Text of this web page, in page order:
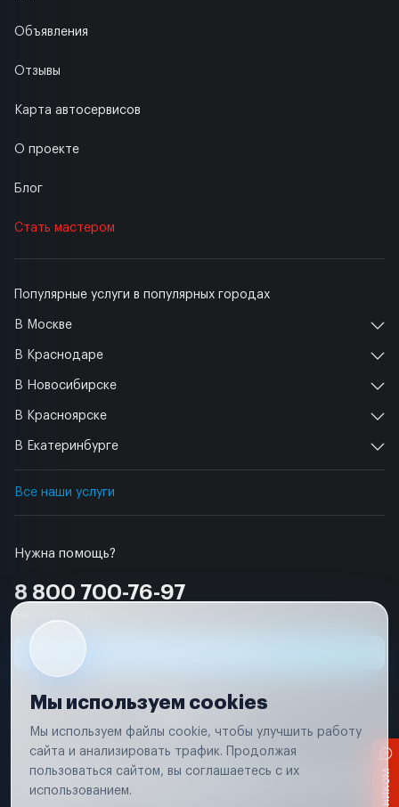
Нужна помощь?
8 800 700-76-97
Популярные услуги в популярных городах
В Москве
В Краснодаре
В Новосибирске
В Красноярске
В Екатеринбурге
Все наши услуги
Объявления
Отзывы
Карта автосервисов
О проекте
Блог
Стать мастером
Условия использования
Вся информация, представленная на сайте, носит исключительно
соответствии с положениями статьи 437 (п. 2) Гражданского кодекса
Мы используем cookies
Мы используем файлы cookie, чтобы улучшить работу
сайта и анализировать трафик. Продолжая
пользоваться сайтом, вы соглашаетесь с их
использованием.